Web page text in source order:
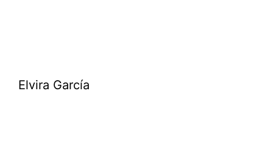
Elvira García